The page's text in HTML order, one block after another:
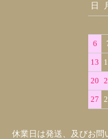
日
6
13
20
27
休業日は発送、及びお問